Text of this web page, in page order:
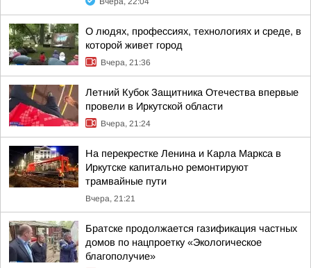
О людях, профессиях, технологиях и среде, в
которой живет город
Вчера, 21:36
Летний Кубок Защитника Отечества впервые
провели в Иркутской области
Вчера, 21:24
На перекрестке Ленина и Карла Маркса в
Иркутске капитально ремонтируют
трамвайные пути
Вчера, 21:21
Братске продолжается газификация частных
домов по нацпроетку «Экологическое
благополучие»